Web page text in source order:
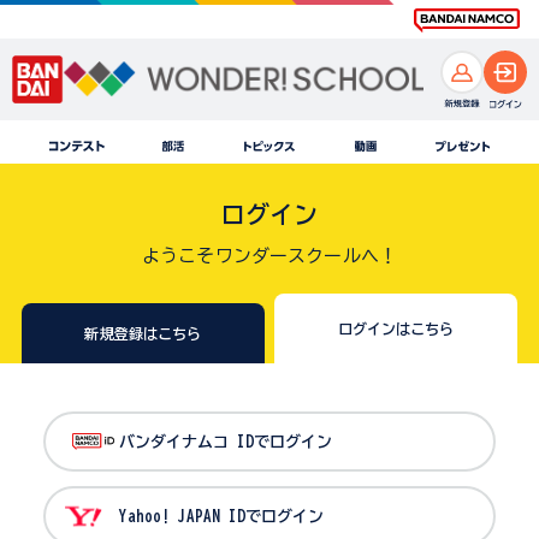
ログイン
ようこそワンダースクールへ！
新規登録はこちら ログインはこちら
バンダイナムコ IDでログイン
Yahoo! JAPAN IDでログイン